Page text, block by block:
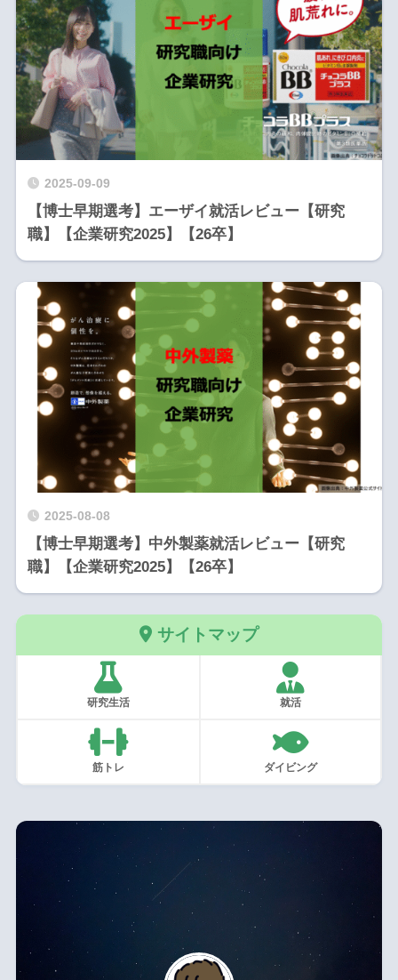
2025-09-09
【博士早期選考】エーザイ就活レビュー【研究
職】【企業研究2025】【26卒】
2025-08-08
【博士早期選考】中外製薬就活レビュー【研究
職】【企業研究2025】【26卒】
サイトマップ
研究生活 就活
筋トレ ダイビング